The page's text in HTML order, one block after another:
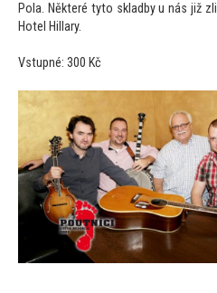
Pola. Některé tyto skladby u nás již
Hotel Hillary.
Vstupné: 300 Kč